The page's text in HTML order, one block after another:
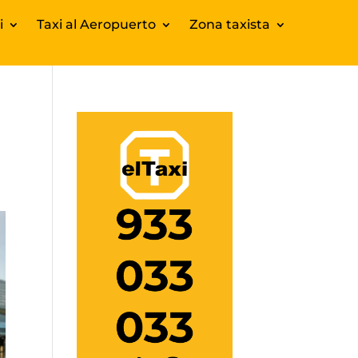
Taxi al Aeropuerto Zona taxista